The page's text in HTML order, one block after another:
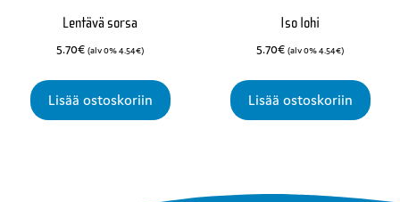
Lentävä sorsa
5.70€ (alv 0%4.54€)
Lisää ostoskoriin
Iso lohi
5.70€ (alv 0%4.54€)
Lisää ostoskoriin